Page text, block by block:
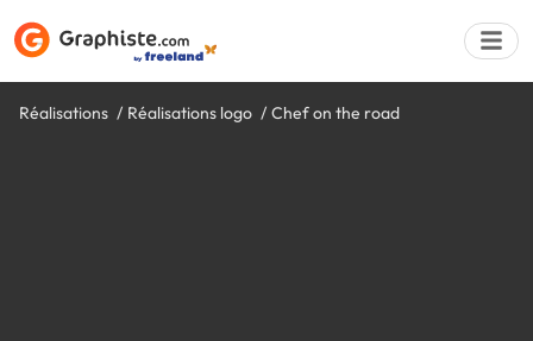
Réalisations Réalisations logo Chef on the road